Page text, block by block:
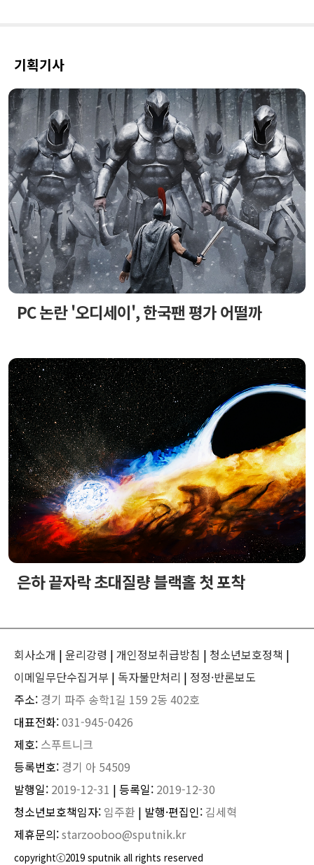
기획기사
PC 논란 '오디세이', 한국팬 평가 어떨까
은하 끝자락 초대질량 블랙홀 첫 포착
회사소개 | 윤리강령 | 개인정보취급방침 | 청소년보호정책 |
이메일무단수집거부 | 독자불만처리 | 정정·반론보도
주소: 경기 파주 송학1길 159 2동 402호
대표전화:031-945-0426
제호: 스푸트니크
등록번호: 경기 아 54509
발행일: 2019-12-31 | 등록일: 2019-12-30
청소년보호책임자: 임주환 | 발행·편집인: 김세혁
제휴문의:starzooboo@sputnik.kr
copyrightⓒ2019 sputnik all rights reserved